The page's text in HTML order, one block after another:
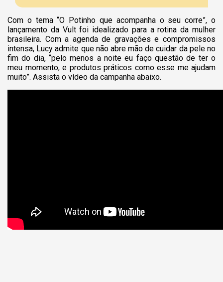
Com o tema “O Potinho que acompanha o seu corre”, o
lançamento da Vult foi idealizado para a rotina da mulher
brasileira. Com a agenda de gravações e compromissos
intensa, Lucy admite que não abre mão de cuidar da pele no
fim do dia, “pelo menos a noite eu faço questão de ter o
meu momento, e produtos práticos como esse me ajudam
muito”. Assista o vídeo da campanha abaixo.